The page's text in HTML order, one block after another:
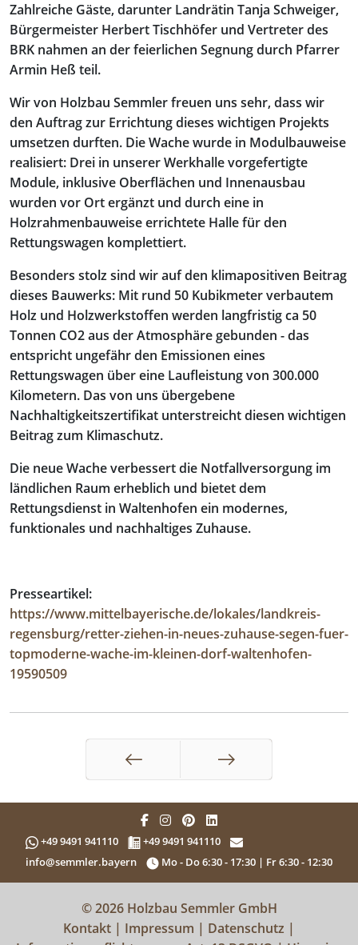
Zahlreiche Gäste, darunter Landrätin Tanja Schweiger,
Bürgermeister Herbert Tischhöfer und Vertreter des
BRK nahmen an der feierlichen Segnung durch Pfarrer
Armin Heß teil.
Wir von Holzbau Semmler freuen uns sehr, dass wir
den Auftrag zur Errichtung dieses wichtigen Projekts
umsetzen durften. Die Wache wurde in Modulbauweise
realisiert: Drei in unserer Werkhalle vorgefertigte
Module, inklusive Oberflächen und Innenausbau
wurden vor Ort ergänzt und durch eine in
Holzrahmenbauweise errichtete Halle für den
Rettungswagen komplettiert.
Besonders stolz sind wir auf den klimapositiven Beitrag
dieses Bauwerks: Mit rund 50 Kubikmeter verbautem
Holz und Holzwerkstoffen werden langfristig ca 50
Tonnen CO2 aus der Atmosphäre gebunden - das
entspricht ungefähr den Emissionen eines
Rettungswagen über eine Laufleistung von 300.000
Kilometern. Das von uns übergebene
Nachhaltigkeitszertifikat unterstreicht diesen wichtigen
Beitrag zum Klimaschutz.
Die neue Wache verbessert die Notfallversorgung im
ländlichen Raum erheblich und bietet dem
Rettungsdienst in Waltenhofen ein modernes,
funktionales und nachhaltiges Zuhause.
Presseartikel:
https://www.mittelbayerische.de/lokales/landkreis-
regensburg/retter-ziehen-in-neues-zuhause-segen-fuer-
topmoderne-wache-im-kleinen-dorf-waltenhofen-
19590509
Zurück Weiter
+49 9491 941110
+49 9491 941110
info@semmler.bayern
Mo - Do 6:30 - 17:30 | Fr 6:30 - 12:30
© 2026 Holzbau Semmler GmbH
Kontakt | Impressum | Datenschutz |